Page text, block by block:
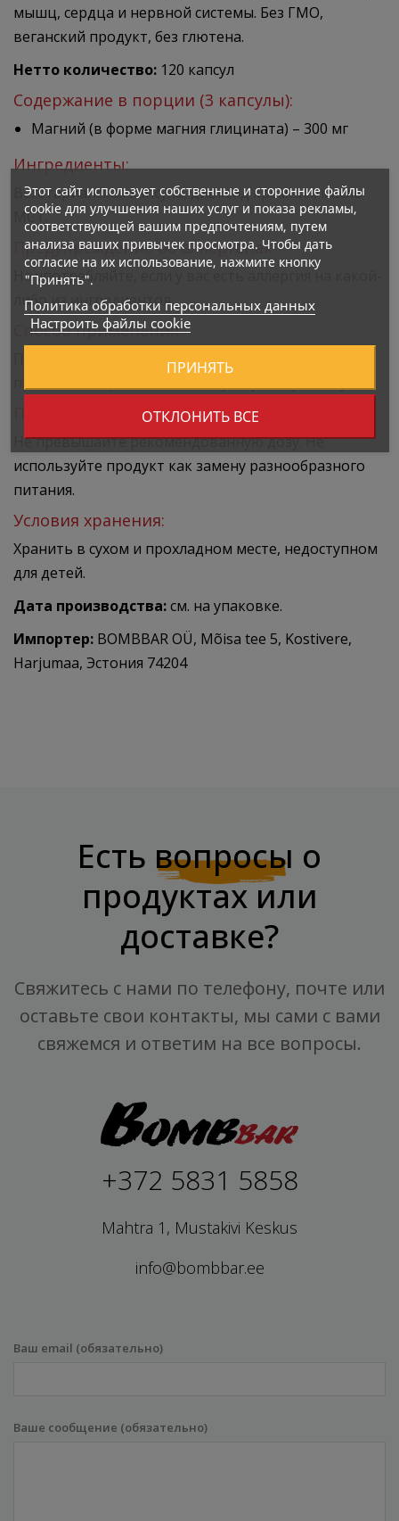
мышц, сердца и нервной системы. Без ГМО,
веганский продукт, без глютена.
Нетто количество: 120 капсул
Содержание в порции (3 капсулы):
Магний (в форме магния глицината) – 300 мг
Ингредиенты:
Вегетарианская капсула, диоксид кремния, масло
MCT.
Предупреждение об аллергенах:
Не употребляйте, если у вас есть аллергия на какой-
либо из ингредиентов.
Способ применения:
Принимать по 3 капсулы в день во время еды. Не
Предупреждения:
Не превышайте рекомендованную дозу. Не
используйте продукт как замену разнообразного
питания.
Условия хранения:
Хранить в сухом и прохладном месте, недоступном
для детей.
Дата производства:см. на упаковке.
Импортер: BOMBBAR OÜ, Mõisa tee 5, Kostivere,
Harjumaa, Эстония 74204
Есть вопросы о
продуктах или
доставке?
Свяжитесь с нами по телефону, почте или
оставьте свои контакты, мы сами с вами
свяжемся и ответим на все вопросы.
+372 5831 5858
Mahtra 1, Mustakivi Keskus
info@bombbar.ee
Ваш email (обязательно)
Ваше сообщение (обязательно)
Этот сайт использует собственные и сторонние файлы
cookie для улучшения наших услуг и показа рекламы,
соответствующей вашим предпочтениям, путем
анализа ваших привычек просмотра. Чтобы дать
согласие на их использование, нажмите кнопку
"Принять".
Политика обработки персональных данных
Настроить файлы cookie
ОТКЛОНИТЬ ВСЕ
ПРИНЯТЬ